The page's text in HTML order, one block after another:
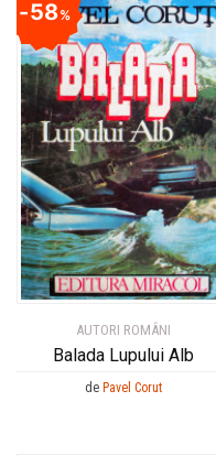
AUTORI ROMÂNI
Balada Lupului Alb
58%
de Pavel Corut